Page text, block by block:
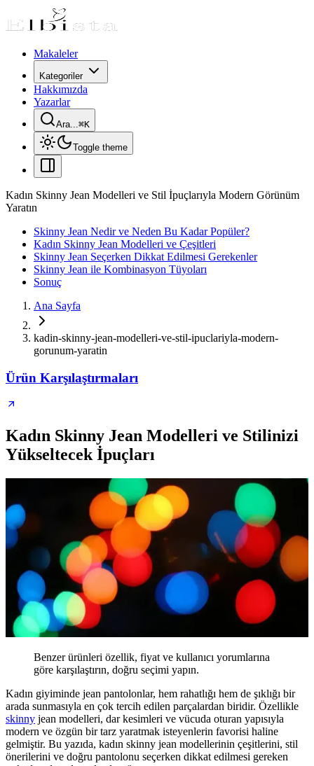
Makaleler
Kategoriler
Hakkımızda
Yazarlar
Ara...⌘K
Toggle theme
Kadın Skinny Jean Modelleri ve Stil İpuçlarıyla Modern Görünüm
Yaratın
Skinny Jean Nedir ve Neden Bu Kadar Popüler?
Kadın Skinny Jean Modelleri ve Çeşitleri
Skinny Jean Seçerken Dikkat Edilmesi Gerekenler
Skinny Jean ile Kombinasyon Tüyoları
Sonuç
Ana Sayfa
kadin-skinny-jean-modelleri-ve-stil-ipuclariyla-modern-
gorunum-yaratin
Ürün Karşılaştırmaları
Kadın Skinny Jean Modelleri ve Stilinizi
Yükseltecek İpuçları
Benzer ürünleri özellik, fiyat ve kullanıcı yorumlarına
göre karşılaştırın, doğru seçimi yapın.
Kadın giyiminde jean pantolonlar, hem rahatlığı hem de şıklığı bir
arada sunmasıyla en çok tercih edilen parçalardan biridir. Özellikle
skinny jean modelleri, dar kesimleri ve vücuda oturan yapısıyla
modern ve özgün bir tarz yaratmak isteyenlerin favorisi haline
gelmiştir. Bu yazıda, kadın skinny jean modellerinin çeşitlerini, stil
önerilerini ve doğru pantolonu seçerken dikkat edilmesi gereken